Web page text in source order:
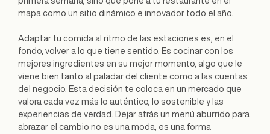
mapa como un sitio dinámico e innovador todo el año.
Adaptar tu comida al ritmo de las estaciones es, en el
fondo, volver a lo que tiene sentido. Es cocinar con los
mejores ingredientes en su mejor momento, algo que le
viene bien tanto al paladar del cliente como a las cuentas
del negocio. Esta decisión te coloca en un mercado que
valora cada vez más lo auténtico, lo sostenible y las
experiencias de verdad. Dejar atrás un menú aburrido para
abrazar el cambio no es una moda, es una forma